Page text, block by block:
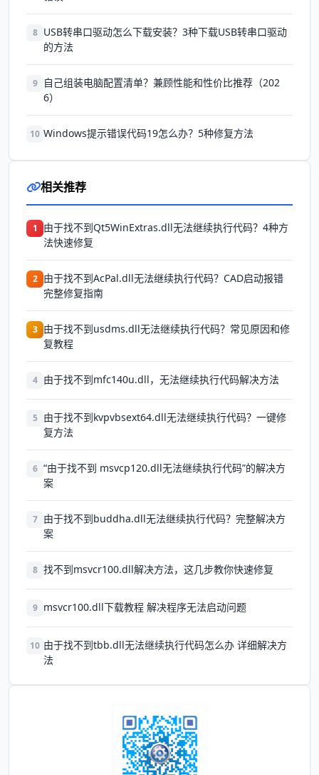
8 USB转串口驱动怎么下载安装？3种下载USB转串口驱动
的方法
9
自己组装电脑配置清单？兼顾性能和性价比推荐（202
6）
10 Windows提示错误代码19怎么办？5种修复方法
相关推荐
1
由于找不到Qt5WinExtras.dll无法继续执行代码？4种方
法快速修复
2 由于找不到AcPal.dll无法继续执行代码？CAD启动报错
完整修复指南
3 由于找不到usdms.dll无法继续执行代码？常见原因和修
复教程
4 由于找不到mfc140u.dll，无法继续执行代码解决方法
5 由于找不到kvpvbsext64.dll无法继续执行代码？一键修
复方法
6 “由于找不到 msvcp120.dll无法继续执行代码”的解决方
案
7 由于找不到buddha.dll无法继续执行代码？完整解决方
案
8 找不到msvcr100.dll解决方法，这几步教你快速修复
9 msvcr100.dll下载教程 解决程序无法启动问题
10 由于找不到tbb.dll无法继续执行代码怎么办 详细解决方
法